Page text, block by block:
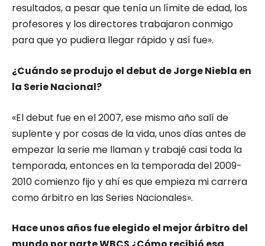
resultados, a pesar que tenía un límite de edad, los
profesores y los directores trabajaron conmigo
para que yo pudiera llegar rápido y así fue».
¿Cuándo se produjo el debut de Jorge Niebla en
la Serie Nacional?
«El debut fue en el 2007, ese mismo año salí de
suplente y por cosas de la vida, unos días antes de
empezar la serie me llaman y trabajé casi toda la
temporada, entonces en la temporada del 2009-
2010 comienzo fijo y ahí es que empieza mi carrera
como árbitro en las Series Nacionales».
Hace unos años fue elegido el mejor árbitro del